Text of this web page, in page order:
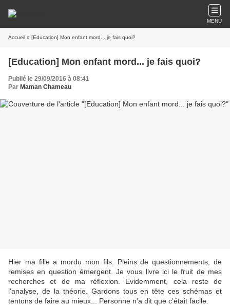
MENU
Accueil » [Education] Mon enfant mord... je fais quoi?
[Education] Mon enfant mord... je fais quoi?
Publié le 29/09/2016 à 08:41
Par Maman Chameau
Hier ma fille a mordu mon fils. Pleins de questionnements, de
remises en question émergent. Je vous livre ici le fruit de mes
recherches et de ma réflexion. Evidemment, cela reste de
l'analyse, de la théorie. Gardons tous en tête ces schémas et
tentons de faire au mieux... Personne n'a dit que c'était facile.